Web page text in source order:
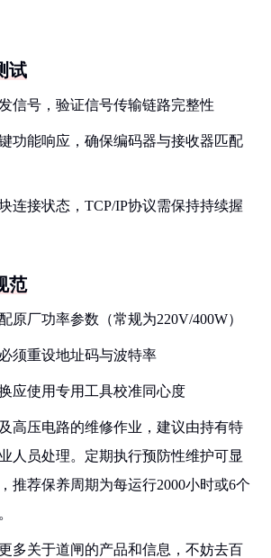
试
信号，验证信号传输链路完整性
功能响应，确保编码器与接收器匹配
连接状态，TCP/IP协议需保持持续握
范
原厂功率参数（常规为220V/400W）
须重设地址码与波特率
应使用专用工具校准同心度
高压电路的维修作业，建议由持有特
人员处理。定期执行预防性维护可显
推荐保养周期为每运行2000小时或6个
多关于道闸的产品和信息，不妨去百